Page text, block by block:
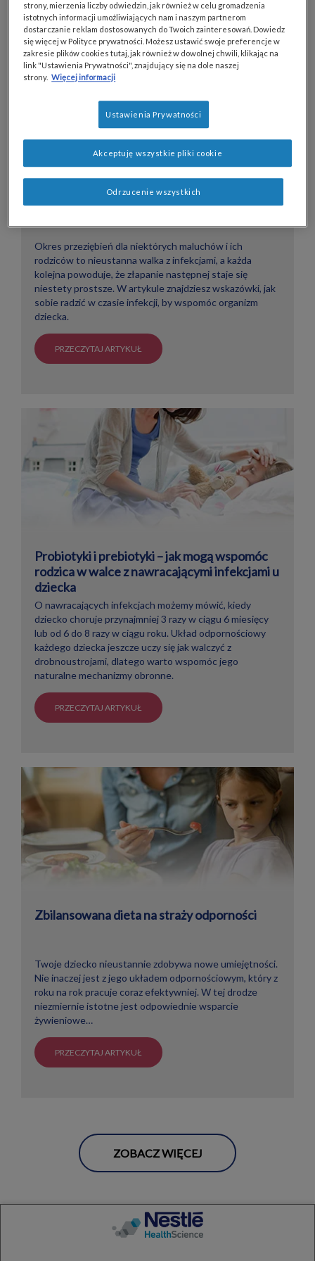
Z infekcji w infekcję
Okres przeziębień dla niektórych maluchów i ich
rodziców to nieustanna walka z infekcjami, a każda
kolejna powoduje, że złapanie następnej staje się
niestety prostsze. W artykule znajdziesz wskazówki, jak
sobie radzić w czasie infekcji, by wspomóc organizm
dziecka.
PRZECZYTAJ ARTYKUŁ
Probiotyki i prebiotyki – jak mogą wspomóc
rodzica w walce z nawracającymi infekcjami u
dziecka
O nawracających infekcjach możemy mówić, kiedy
dziecko choruje przynajmniej 3 razy w ciągu 6 miesięcy
lub od 6 do 8 razy w ciągu roku. Układ odpornościowy
każdego dziecka jeszcze uczy się jak walczyć z
drobnoustrojami, dlatego warto wspomóc jego
naturalne mechanizmy obronne.
PRZECZYTAJ ARTYKUŁ
Zbilansowana dieta na straży odporności
Twoje dziecko nieustannie zdobywa nowe umiejętności.
Nie inaczej jest z jego układem odpornościowym, który z
roku na rok pracuje coraz efektywniej. W tej drodze
niezmiernie istotne jest odpowiednie wsparcie
żywieniowe…
PRZECZYTAJ ARTYKUŁ
ZOBACZ WIĘCEJ
strony, mierzenia liczby odwiedzin, jak również w celu gromadzenia
istotnych informacji umożliwiających nam i naszym partnerom
dostarczanie reklam dostosowanych do Twoich zainteresowań. Dowiedz
się więcej w Polityce prywatności. Możesz ustawić swoje preferencje w
zakresie plików cookies tutaj, jak również w dowolnej chwili, klikając na
link "Ustawienia Prywatności", znajdujący się na dole naszej
strony. Więcej informacji
Ustawienia Prywatności
Odrzucenie wszystkich
Akceptuję wszystkie pliki cookie